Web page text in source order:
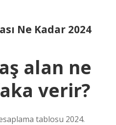
Ne Kadar 2024
alan ne
verir?
tablosu 2024.